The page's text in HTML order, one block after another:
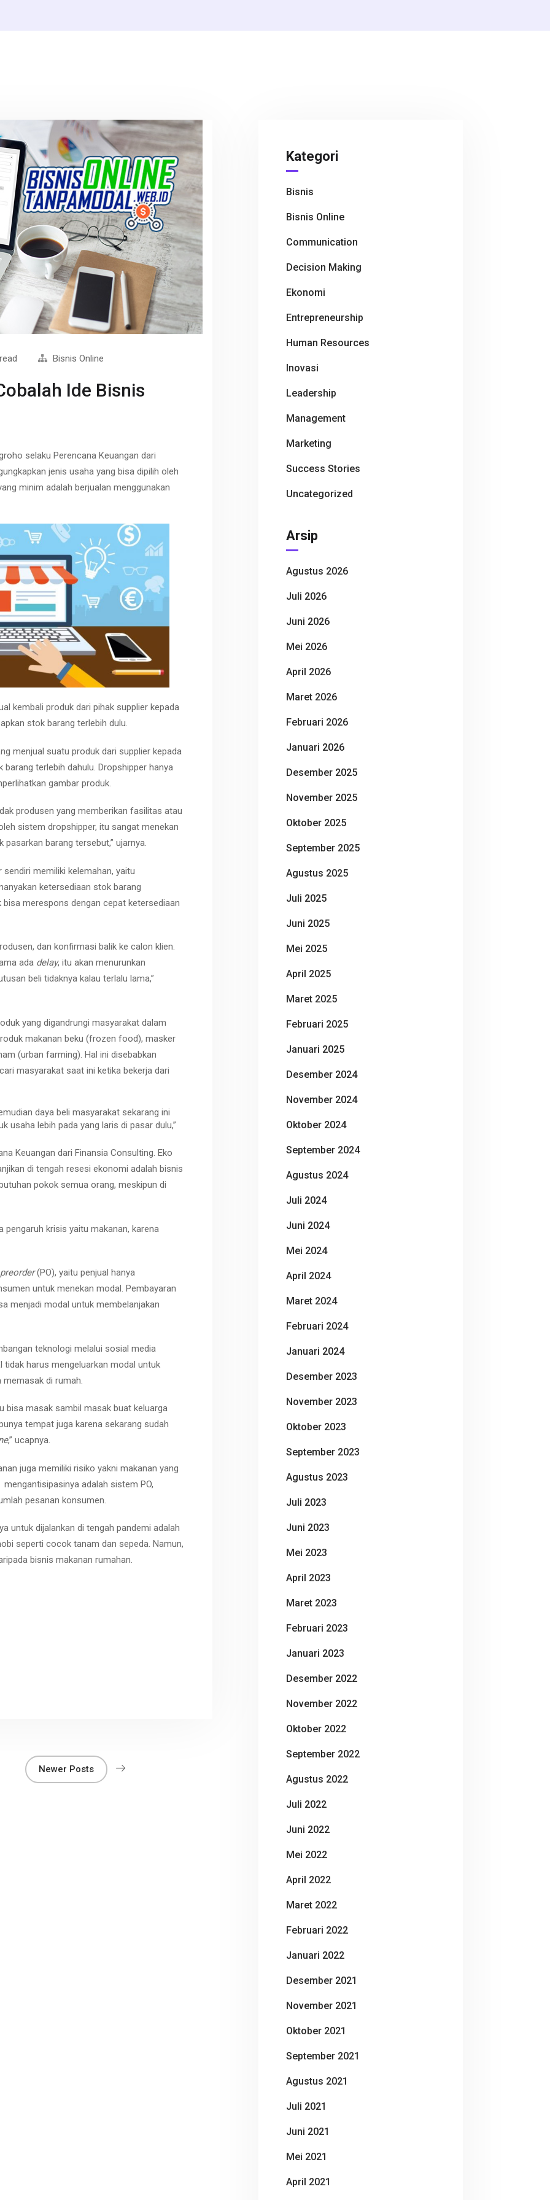
Bisnis Online
Ide Bisnis
selaku Perencana Keuangan dari
jenis usaha yang bisa dipilih oleh
minim adalah berjualan menggunakan
kembali produk dari pihak supplier kepada
stok barang terlebih dulu.
menjual suatu produk dari supplier kepada
terlebih dahulu. Dropshipper hanya
gambar produk.
produsen yang memberikan fasilitas atau
sistem dropshipper, itu sangat menekan
barang tersebut,” ujarnya.
memiliki kelemahan, yaitu
ketersediaan stok barang
bisa merespons dengan cepat ketersediaan
dan konfirmasi balik ke calon klien.
ada delay, itu akan menurunkan
beli tidaknya kalau terlalu lama,”
yang digandrungi masyarakat dalam
makanan beku (frozen food), masker
(urban farming). Hal ini disebabkan
masyarakat saat ini ketika bekerja dari
daya beli masyarakat sekarang ini
usaha lebih pada yang laris di pasar dulu,”
Keuangan dari Finansia Consulting. Eko
di tengah resesi ekonomi adalah bisnis
pokok semua orang, meskipun di
pengaruh krisis yaitu makanan, karena
preorder(PO), yaitu penjual hanya
untuk menekan modal. Pembayaran
menjadi modal untuk membelanjakan
teknologi melalui sosial media
tidak harus mengeluarkan modal untuk
di rumah.
bisa masak sambil masak buat keluarga
tempat juga karena sekarang sudah
,” ucapnya.
juga memiliki risiko yakni makanan yang
adalah sistem PO,
pesanan konsumen.
untuk dijalankan di tengah pandemi adalah
seperti cocok tanam dan sepeda. Namun,
bisnis makanan rumahan.
Newer Posts
Kategori
Bisnis
Bisnis Online
Communication
Decision Making
Ekonomi
Entrepreneurship
Human Resources
Inovasi
Leadership
Management
Marketing
Success Stories
Uncategorized
Arsip
Agustus 2026
Juli 2026
Juni 2026
Mei 2026
April 2026
Maret 2026
Februari 2026
Januari 2026
Desember 2025
November 2025
Oktober 2025
September 2025
Agustus 2025
Juli 2025
Juni 2025
Mei 2025
April 2025
Maret 2025
Februari 2025
Januari 2025
Desember 2024
November 2024
Oktober 2024
September 2024
Agustus 2024
Juli 2024
Juni 2024
Mei 2024
April 2024
Maret 2024
Februari 2024
Januari 2024
Desember 2023
November 2023
Oktober 2023
September 2023
Agustus 2023
Juli 2023
Juni 2023
Mei 2023
April 2023
Maret 2023
Februari 2023
Januari 2023
Desember 2022
November 2022
Oktober 2022
September 2022
Agustus 2022
Juli 2022
Juni 2022
Mei 2022
April 2022
Maret 2022
Februari 2022
Januari 2022
Desember 2021
November 2021
Oktober 2021
September 2021
Agustus 2021
Juli 2021
Juni 2021
Mei 2021
April 2021